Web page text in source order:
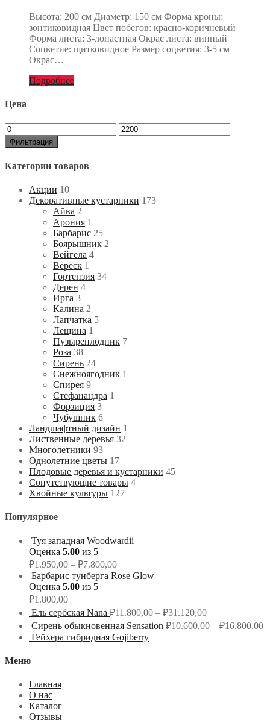
Высота: 200 см Диаметр: 150 см Форма кроны:
зонтиковидная Цвет побегов: красно-коричневый
Форма листа: 3-лопастная Окрас листа: винный
Соцветие: щитковидное Размер соцветия: 3-5 см
Окрас…
Подробнее
Цена
Минимальная
цена
Максимальная
цена
Фильтрация
Категории товаров
Акции 10
Декоративные кустарники 173
Айва 2
Арония 1
Барбарис 25
Боярышник 2
Вейгела 4
Вереск 1
Гортензия 34
Дерен 4
Ирга 3
Калина 2
Лапчатка 5
Лещина 1
Пузыреплодник 7
Роза 38
Сирень 24
Снежноягодник 1
Спирея 9
Стефанандра 1
Форзиция 3
Чубушник 6
Ландшафтный дизайн 1
Лиственные деревья 32
Многолетники 93
Однолетние цветы 17
Плодовые деревья и кустарники 45
Сопутствующие товары 4
Хвойные культуры 127
Популярное
Туя западная Woodwardii
Оценка 5.00 из 5
₽1.950,00 – ₽7.800,00
Барбарис тунберга Rose Glow
Оценка 5.00 из 5
₽1.800,00
Ель сербская Nana ₽11.800,00 – ₽31.120,00
Сирень обыкновенная Sensation ₽10.600,00 – ₽16.800,00
Гейхера гибридная Gojiberry
Меню
Главная
О нас
Каталог
Отзывы